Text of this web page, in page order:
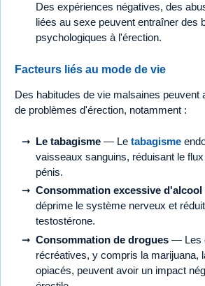
Des expériences négatives, des
liées au sexe peuvent entraîner des
psychologiques à l'érection.
Facteurs liés au mode de vie
Des habitudes de vie malsaines peuvent
de problèmes d'érection, notamment :
Le tabagisme — Le tabagisme
vaisseaux sanguins, réduisant le
pénis.
Consommation excessive d'alcool
déprime le système nerveux et
testostérone.
Consommation de drogues — Les
récréatives, y compris la marijuana,
opiacés, peuvent avoir un impact